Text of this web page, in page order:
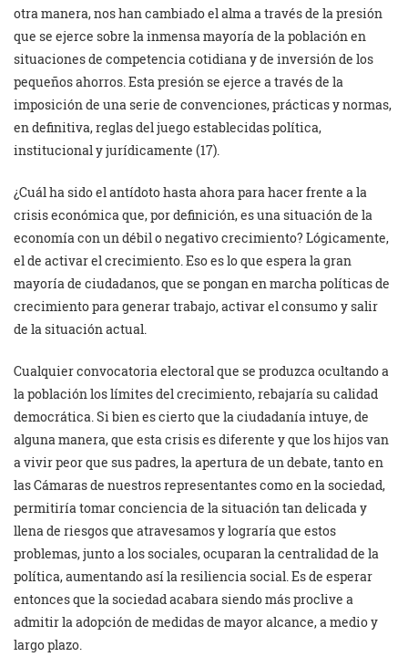
otra manera, nos han cambiado el alma a través de la presión
que se ejerce sobre la inmensa mayoría de la población en
situaciones de competencia cotidiana y de inversión de los
pequeños ahorros. Esta presión se ejerce a través de la
imposición de una serie de convenciones, prácticas y normas,
en definitiva, reglas del juego establecidas política,
institucional y jurídicamente (17).
¿Cuál ha sido el antídoto hasta ahora para hacer frente a la
crisis económica que, por definición, es una situación de la
economía con un débil o negativo crecimiento? Lógicamente,
el de activar el crecimiento. Eso es lo que espera la gran
mayoría de ciudadanos, que se pongan en marcha políticas de
crecimiento para generar trabajo, activar el consumo y salir
de la situación actual.
Cualquier convocatoria electoral que se produzca ocultando a
la población los límites del crecimiento, rebajaría su calidad
democrática. Si bien es cierto que la ciudadanía intuye, de
alguna manera, que esta crisis es diferente y que los hijos van
a vivir peor que sus padres, la apertura de un debate, tanto en
las Cámaras de nuestros representantes como en la sociedad,
permitiría tomar conciencia de la situación tan delicada y
llena de riesgos que atravesamos y lograría que estos
problemas, junto a los sociales, ocuparan la centralidad de la
política, aumentando así la resiliencia social. Es de esperar
entonces que la sociedad acabara siendo más proclive a
admitir la adopción de medidas de mayor alcance, a medio y
largo plazo.